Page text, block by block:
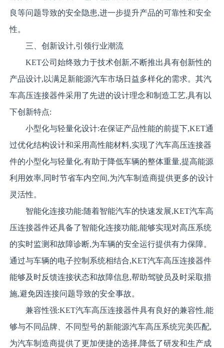
良等问题导致的安全隐患,进一步提升产品的可靠性和安全
性。
三、创新设计,引领行业潮流
KET公司始终致力于技术创新,不断推出具有创新性的
产品设计,以满足新能源汽车市场日益多样化的需求。其汽
车高压连接器件采用了先进的设计理念和制造工艺,具有以
下创新特点:
小型化与轻量化设计:在保证产品性能的前提下,KET通
过优化结构设计和采用高性能材料,实现了汽车高压连接器
件的小型化与轻量化,有助于降低车辆的整体重量,提高能源
利用效率,同时节省车内空间,为汽车制造商提供更多的设计
灵活性。
智能化连接功能:随着智能汽车的快速发展,KET汽车高
压连接器件还具备了智能化连接功能,能够实现对高压系统
的实时监测和故障诊断,为车辆的安全运行提供有力保障。
通过与车辆的电子控制系统相结合,KET汽车高压连接器件
能够及时反馈连接状态和故障信息,帮助驾驶员及时采取措
施,避免因连接问题导致的安全事故。
兼容性强:KET汽车高压连接器件具有良好的兼容性,能
够与不同品牌、不同型号的新能源汽车高压系统完美匹配,
为汽车制造商提供了更加便捷的选择,降低了研发和生产成